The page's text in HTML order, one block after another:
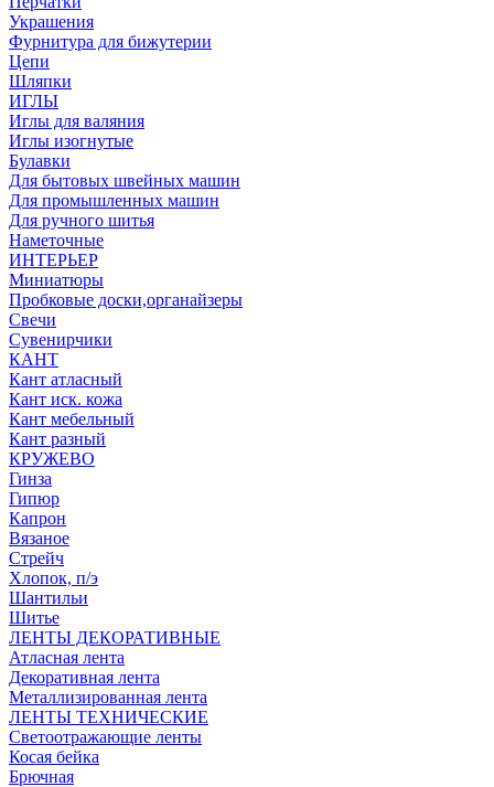
Украшения
Фурнитура для бижутерии
Цепи
Шляпки
ИГЛЫ
Иглы для валяния
Иглы изогнутые
Булавки
Для бытовых швейных машин
Для промышленных машин
Для ручного шитья
Наметочные
ИНТЕРЬЕР
Миниатюры
Пробковые доски,органайзеры
Свечи
Сувенирчики
КАНТ
Кант атласный
Кант иск. кожа
Кант мебельный
Кант разный
КРУЖЕВО
Гинза
Гипюр
Капрон
Вязаное
Стрейч
Хлопок, п/э
Шантильи
Шитье
ЛЕНТЫ ДЕКОРАТИВНЫЕ
Атласная лента
Декоративная лента
Металлизированная лента
ЛЕНТЫ ТЕХНИЧЕСКИЕ
Светоотражающие ленты
Косая бейка
Брючная